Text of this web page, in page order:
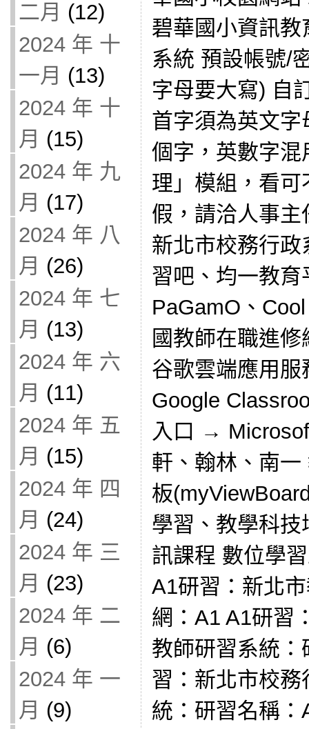
二月 (12)
2024 年 十
一月 (13)
2024 年 十
月 (15)
2024 年 九
月 (17)
2024 年 八
月 (26)
2024 年 七
月 (13)
2024 年 六
月 (11)
2024 年 五
月 (15)
2024 年 四
月 (24)
2024 年 三
月 (23)
2024 年 二
月 (6)
2024 年 一
月 (9)
碧華國小資訊
系統 預設帳號/
字母要大寫) 自
首字須為英文
個字，英數字
理」模組，看
假，請洽人事
新北市校務行
習吧、均一教
PaGamO、
國教師在職進
谷歌雲端應用
Google
入口 →
軒、翰林、南
板
學習、教學科
訊課程 數位學
A1研習：新北
網：A1 A1研習
教師研習系統
習：新北市校
統：研習名稱